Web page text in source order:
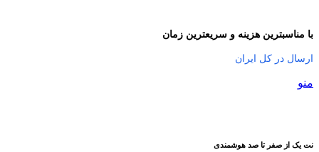
با مناسبترین هزینه و سریعترین زمان
ارسال در کل ایران
منو
نت یک از صفر تا صد هوشمندی